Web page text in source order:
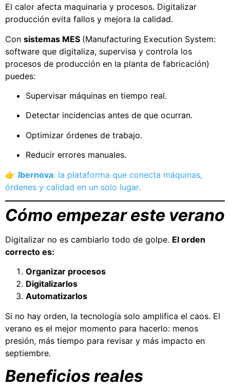
El calor afecta maquinaria y procesos. Digitalizar
producción evita fallos y mejora la calidad.
Con sistemas MES (Manufacturing Execution System:
software que digitaliza, supervisa y controla los
procesos de producción en la planta de fabricación)
puedes:
Supervisar máquinas en tiempo real.
Detectar incidencias antes de que ocurran.
Optimizar órdenes de trabajo.
Reducir errores manuales.
👉 Ibernova: la plataforma que conecta máquinas,
órdenes y calidad en un solo lugar.
Cómo empezar este verano
Digitalizar no es cambiarlo todo de golpe. El orden
correcto es:
Organizar procesos
Digitalizarlos
Automatizarlos
Si no hay orden, la tecnología solo amplifica el caos. El
verano es el mejor momento para hacerlo: menos
presión, más tiempo para revisar y más impacto en
septiembre.
Beneficios reales